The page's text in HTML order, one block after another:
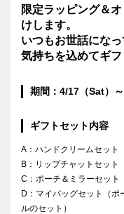
限定ラッピング＆
けします。
いつもお世話にな
気持ちを込めてギ
期間： 4/17 （Sat）～
ギフトセット内容
A：ハンドクリームセット
B ：リップチャットセット
C ：ポーチ＆ミラーセット
D ：マイバッグセット（
ルのセット）